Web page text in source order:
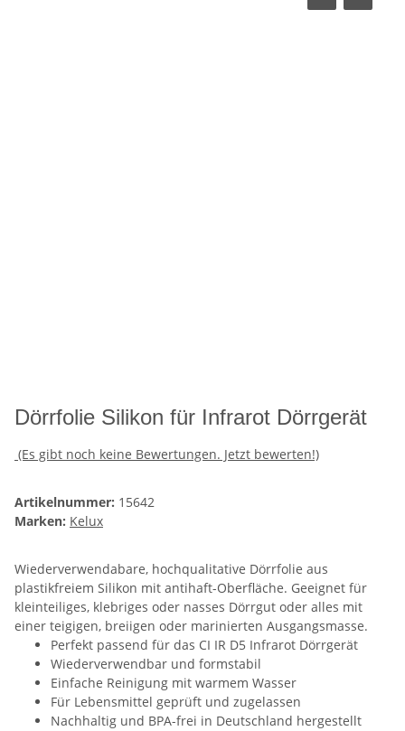
Dörrfolie Silikon für Infrarot Dörrgerät
(Es gibt noch keine Bewertungen. Jetzt bewerten!)
Artikelnummer: 15642
Marken: Kelux
Wiederverwendabare, hochqualitative Dörrfolie aus
plastikfreiem Silikon mit antihaft-Oberfläche. Geeignet für
kleinteiliges, klebriges oder nasses Dörrgut oder alles mit
einer teigigen, breiigen oder marinierten Ausgangsmasse.
Perfekt passend für das CI IR D5 Infrarot Dörrgerät
Wiederverwendbar und formstabil
Einfache Reinigung mit warmem Wasser
Für Lebensmittel geprüft und zugelassen
Nachhaltig und BPA-frei in Deutschland hergestellt